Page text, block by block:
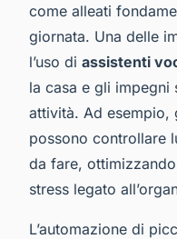
come alleati
giornata. Una delle
l’uso di assistenti
la casa e gli impegni
attività. Ad esempio,
possono controllare
da fare,
stress legato
L’automazione di